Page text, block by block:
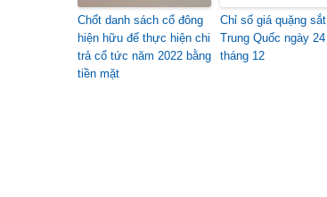
Chốt danh sách cổ đông
hiện hữu để thực hiện chi
trả cổ tức năm 2022 bằng
tiền mặt
Chỉ số giá quặng sắt
Trung Quốc ngày 24
tháng 12